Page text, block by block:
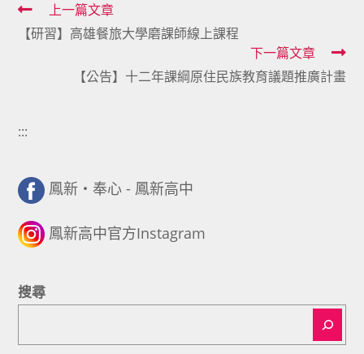
Read
more
上一篇文章
【研習】高雄餐旅大學磨課師線上課程
下一篇文章
【公告】十二年課綱原住民族教育議題推廣計畫
:::
鳳新・奉心 - 鳳新高中
鳳新高中官方Instagram
搜尋